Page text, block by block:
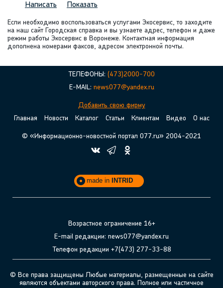
Написать Показать
Если необходимо воспользоваться услугами Экосервис, то заходите
на наш сайт Городская справка и вы узнаете адрес, телефон и даже
режим работы Экосервис в Воронеже. Контактная информация
дополнена номерами факсов, адресом электронной почты.
ТЕЛЕФОНЫ: (473)2000-700
E-MAIL: news077@yandex.ru
Добавить свою фирму
Главная
Новости Каталог Статьи Клиентам Видео О нас
© «Информационно-новостной портал 077.ru» 2004-2021
made in INTRID
Возрастное ограничение 16+
E-mail редакции: news077@yandex.ru
Телефон редакции +7(473) 277-33-88
© Все права защищены Любые материалы, размещенные на сайте
являются объектами авторского права. Полное или частичное